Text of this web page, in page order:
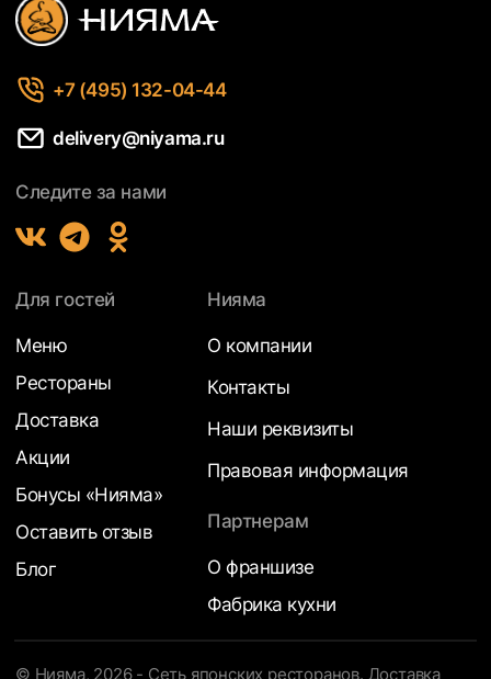
+7 (495) 132-04-44
delivery@niyama.ru
Следите за нами
Для гостей
Меню
Рестораны
Доставка
Акции
Бонусы «Нияма»
Оставить отзыв
Блог
Нияма
О компании
Контакты
Наши реквизиты
Правовая информация
Партнерам
О франшизе
Фабрика кухни
© Нияма, 2026 - Сеть японских ресторанов. Доставка